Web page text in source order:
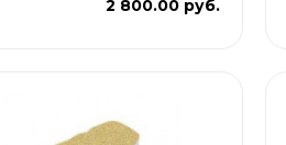
2 800.00 руб.